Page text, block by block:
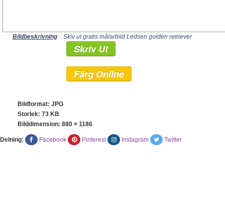
Bildbeskrivning : Skiv ut gratis målarbild Ledsen golden retriever
Skriv Ut
Färg Online
Bildformat: JPG
Storlek: 73 KB
Bilddimension: 880 × 1186
Delning: Facebook Pinterest Instagram Twitter